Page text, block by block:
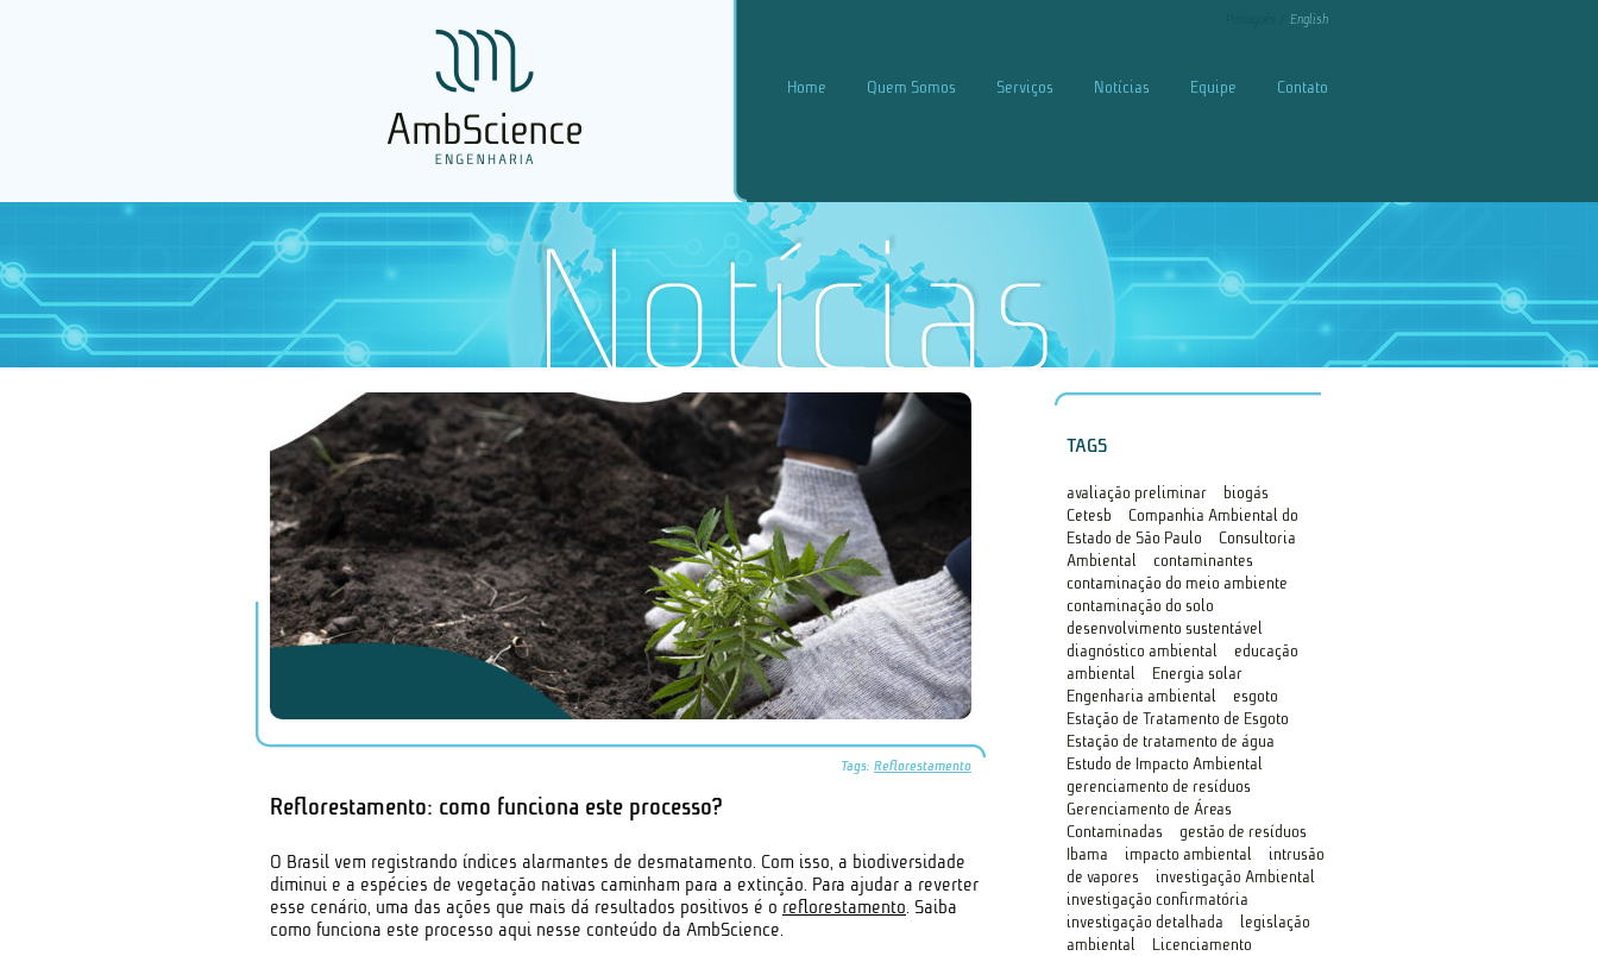
English
Home Quem Somos Serviços Notícias Equipe Contato
Tags: Reflorestamento
Reflorestamento: como funciona este processo?
O Brasil vem registrando índices alarmantes de desmatamento. Com isso, a biodiversidade
diminui e a espécies de vegetação nativas caminham para a extinção. Para ajudar a reverter
esse cenário, uma das ações que mais dá resultados positivos é o reflorestamento. Saiba
como funciona este processo aqui nesse conteúdo da AmbScience.
TAGS
avaliação preliminar
biogás
Cetesb
Companhia Ambiental do
Estado de São Paulo
Consultoria
Ambiental
contaminantes
contaminação do meio ambiente
contaminação do solo
desenvolvimento sustentável
diagnóstico ambiental
educação
ambiental
Energia solar
Engenharia ambiental
esgoto
Estação de Tratamento de Esgoto
Estação de tratamento de água
Estudo de Impacto Ambiental
gerenciamento de resíduos
Gerenciamento de Áreas
Contaminadas
gestão de resíduos
Ibama
impacto ambiental
intrusão
de vapores
investigação Ambiental
investigação confirmatória
investigação detalhada
legislação
ambiental
Licenciamento